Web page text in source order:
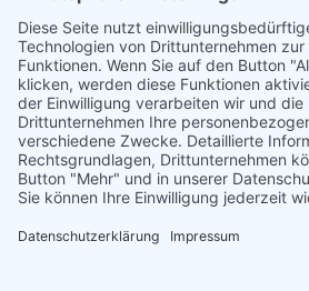
Daten werden nach abgeschlossener
gelöscht. Hinweis: Sie können Ihre
Zukunft per E-Mail an
Detaillierte Informationen zum Umgang
in unserer Datenschutzerklärung.
Datenschutzerklärung
Absenden